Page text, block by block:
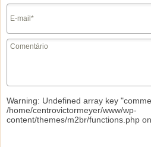
Warning: Undefined array key
/home/centrovictormeyer/www/wp-
content/themes/m2br/functions.php